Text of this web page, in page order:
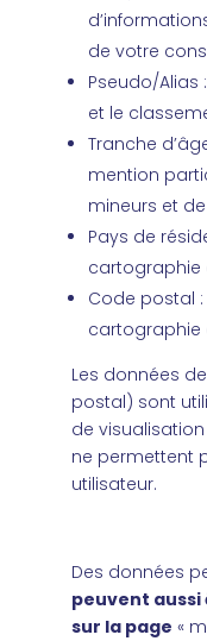
de votre
Pseudo/Alias
et le
Tranche
mention
mineurs et
Pays de
cartographie
Code postal
cartographie
Les données
postal) sont
de
ne permettent
utilisateur.
Des données
peuvent
sur la page «